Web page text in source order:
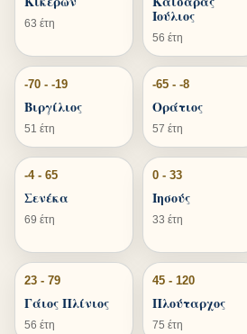
63 έτη Ιούλιος
56 έτη
-70 - -19
Βιργίλιος
51 έτη
-65 - -8
Οράτιος
57 έτη
-4 - 65
Σενέκα
69 έτη
0 - 33
Ιησούς
33 έτη
23 - 79
Γάιος Πλίνιος
56 έτη
45 - 120
Πλούταρχος
75 έτη